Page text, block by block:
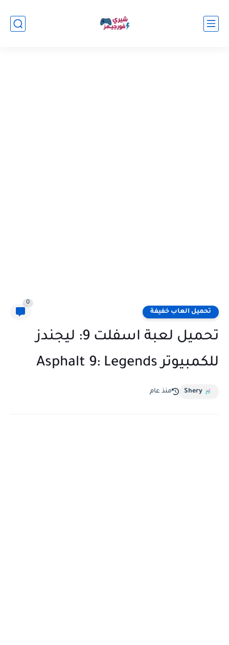
تحميل العاب خفيفة
0
تحميل لعبة اسفلت 9: ليجندز
للكمبيوتر Asphalt 9: Legends
Shery منذ عام